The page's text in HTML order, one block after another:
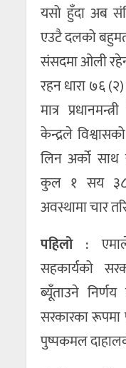
यसो हुँदा अब
एउटै दलको
संसदमा ओली
रहन धारा ७६
मात्र
केन्द्रले
लिन अर्को साथ
कुल १ सय ३८
अवस्थामा चार
पहिलो: एमाले
सहकार्यको
ब्यूँताउने
सरकारका
पुष्पकमल